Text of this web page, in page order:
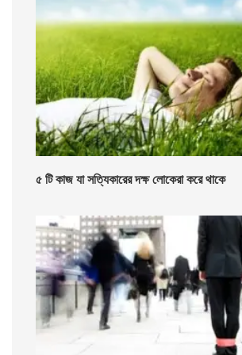
৫ টি কাজ যা সত্যিকারের দক্ষ লোকেরা করে থাকে